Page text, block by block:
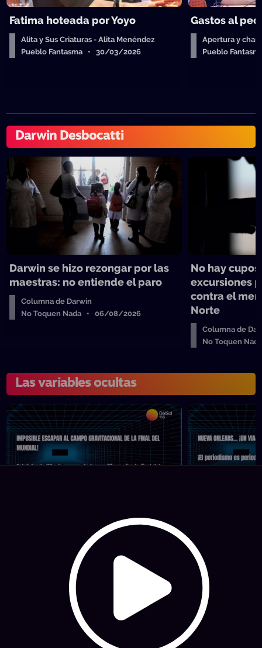
Fatima hoteada por Yoyo
Alita y Sus Criaturas - Alita Menéndez
Pueblo Fantasma • 30/03/2026
Gastos al
Apertura y
Pueblo
Darwin Desbocatti
Darwin se hizo rezongar por las
maestras: no entiende el paro
Columna de Darwin
No Toquen Nada • 06/08/2026
No hay
excursiones
contra el
Norte
Columna de
No Toquen
Las variables ocultas
Imposible escapar al campo
gravitacional de la final del
Programas completos
Las variables ocultas • 22/07/2026
Las variables
Hosting: NetUy -
Términos y condiciones
Diseño, desarrollo y contenidos: Equipo Digital de Magnolio